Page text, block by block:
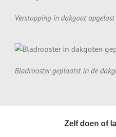
Verstopping in dakgoot
Bladrooster geplaatst in de
Zelf doen of